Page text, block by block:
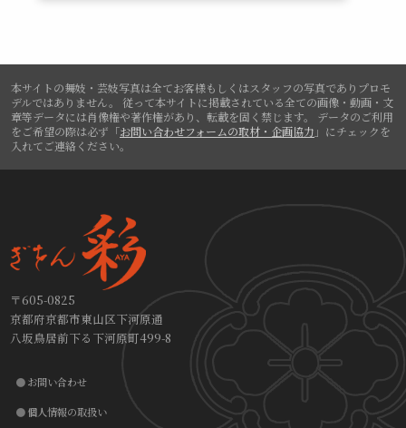
本サイトの舞妓・芸妓写真は全てお客様もしくはスタッフの写真でありプロモ
デルではありません。
従って本サイトに掲載されている全ての画像・動画・文
章等データには肖像権や著作権があり、転載を固く禁じます。
データのご利用
をご希望の際は必ず「お問い合わせフォームの取材・企画協力 」にチェックを
入れてご連絡ください。
〒605-0825
京都府京都市東山区下河原通
八坂鳥居前下る下河原町499-8
お問い合わせ
個人情報の取扱い